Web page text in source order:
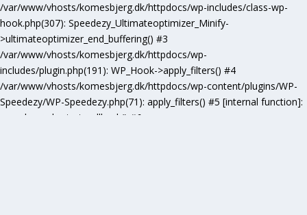
/var/www/vhosts/komesbjerg.dk/httpdocs/wp-includes/class-wp-
hook.php(307): Speedezy_Ultimateoptimizer_Minify-
>ultimateoptimizer_end_buffering() #3
/var/www/vhosts/komesbjerg.dk/httpdocs/wp-
includes/plugin.php(191): WP_Hook->apply_filters() #4
/var/www/vhosts/komesbjerg.dk/httpdocs/wp-content/plugins/WP-
Speedezy/WP-Speedezy.php(71): apply_filters() #5 [internal function]:
speedezy_ob_start_callback() #6